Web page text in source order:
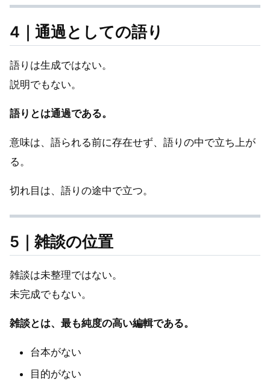
4｜通過としての語り
語りは生成ではない。
説明でもない。
語りとは通過である。
意味は、語られる前に存在せず、語りの中で立ち上が
る。
切れ目は、語りの途中で立つ。
5｜雑談の位置
雑談は未整理ではない。
未完成でもない。
雑談とは、最も純度の高い編輯である。
台本がない
目的がない